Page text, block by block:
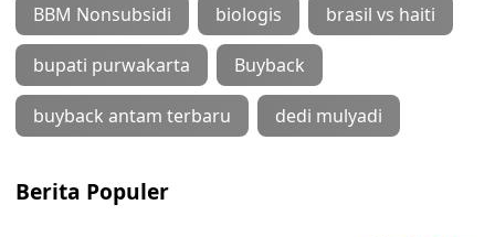
BBM Nonsubsidi biologis brasil vs haiti
bupati purwakarta Buyback
buyback antam terbaru dedi mulyadi
Berita Populer